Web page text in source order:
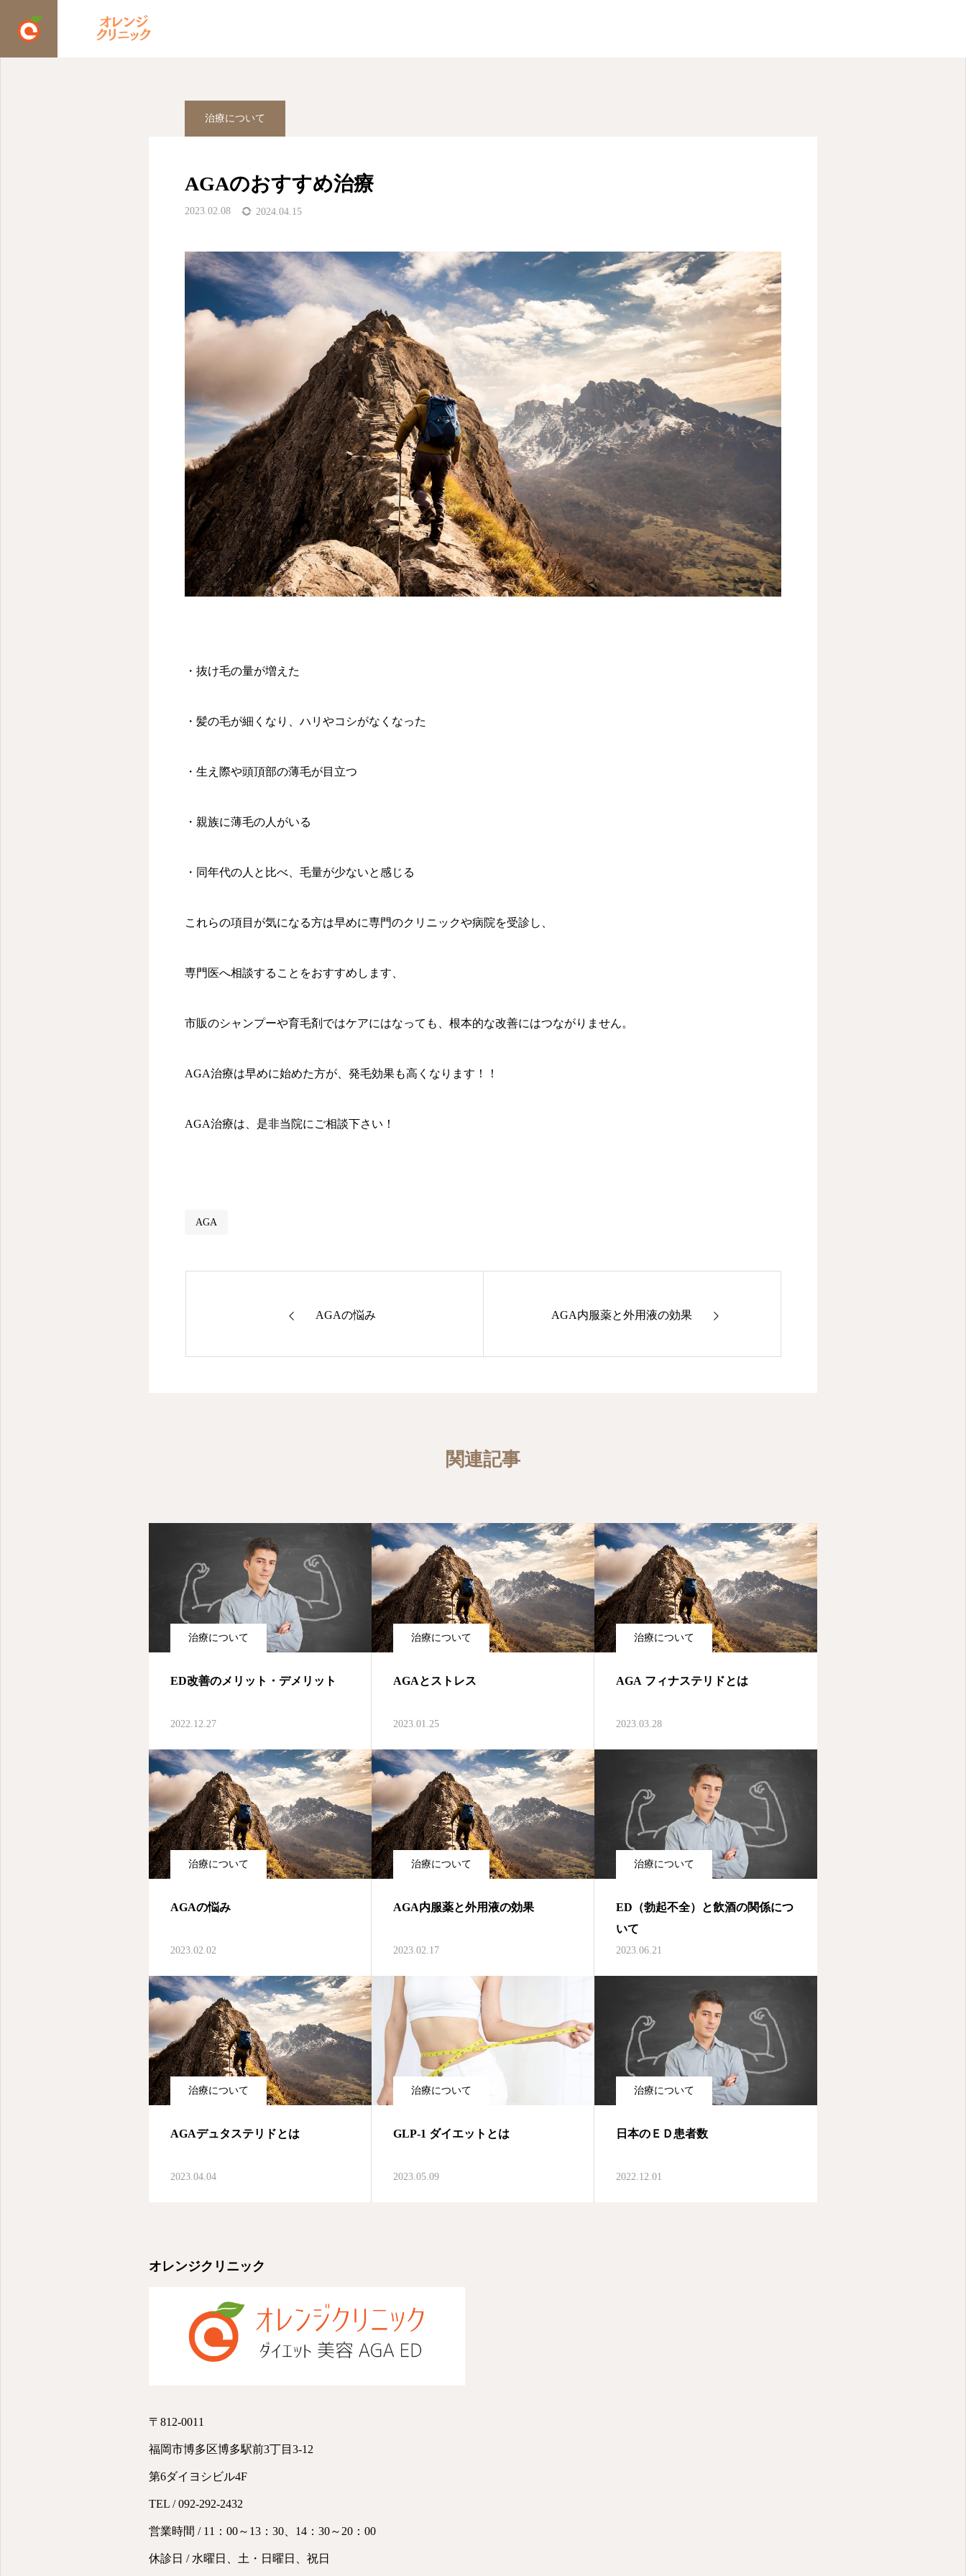
治療について
AGAのおすすめ治療
2023.02.08 2024.04.15
・抜け毛の量が増えた
・髪の毛が細くなり、ハリやコシがなくなった
・生え際や頭頂部の薄毛が目立つ
・親族に薄毛の人がいる
・同年代の人と比べ、毛量が少ないと感じる
これらの項目が気になる方は早めに専門のクリニックや病院を受診し、
専門医へ相談することをおすすめします、
市販のシャンプーや育毛剤ではケアにはなっても、根本的な改善にはつながりません。
AGA治療は早めに始めた方が、発毛効果も高くなります！！
AGA治療は、是非当院にご相談下さい！
AGA
AGAの悩み AGA内服薬と外用液の効果
関連記事
治療について
ED改善のメリット・デメリット
2022.12.27
治療について
AGAとストレス
2023.01.25
治療について
AGA フィナステリドとは
2023.03.28
治療について
AGAの悩み
2023.02.02
治療について
AGA内服薬と外用液の効果
2023.02.17
治療について
ED（勃起不全）と飲酒の関係につ
いて
2023.06.21
治療について
AGAデュタステリドとは
2023.04.04
治療について
GLP-1 ダイエットとは
2023.05.09
治療について
日本のＥＤ患者数
2022.12.01
オレンジクリニック
〒812-0011
福岡市博多区博多駅前3丁目3-12
第6ダイヨシビル4F
TEL / 092-292-2432
営業時間 / 11：00～13：30、14：30～20：00
休診日 / 水曜日、土・日曜日、祝日